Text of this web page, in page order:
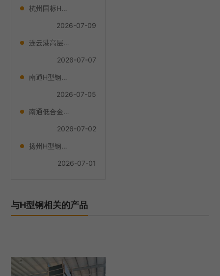
杭州国标H型钢
2026-07-09
连云港高层建筑框架H型钢价格
2026-07-07
南通H型钢厂家
2026-07-05
南通低合金H型钢货源充足
2026-07-02
扬州H型钢推荐货源
2026-07-01
与H型钢相关的产品